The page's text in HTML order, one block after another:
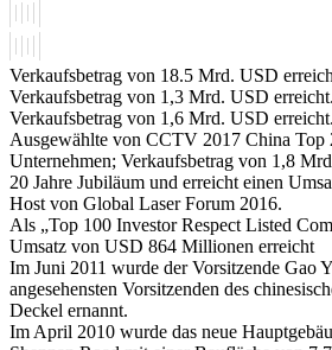
Verkaufsbetrag von 18.5 Mrd. USD
Verkaufsbetrag von 1,3 Mrd. USD erreicht.
Verkaufsbetrag von 1,6 Mrd. USD erreicht.
Ausgewählte von CCTV 2017 China Top
Unternehmen; Verkaufsbetrag von 1,8
20 Jahre Jubiläum und erreicht einen
Host von Global Laser Forum 2016.
Als „Top 100 Investor Respect Listed
Umsatz von USD 864 Millionen erreicht
Im Juni 2011 wurde der Vorsitzende Gao
angesehensten Vorsitzenden des
Deckel ernannt.
Im April 2010 wurde das neue